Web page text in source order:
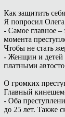
Как защитить
Я попросил Олега
- Самое главное
момента
Чтобы не стать
- Женщин и детей
платными
О громких
Главный
- Оба
до 25 лет. Также